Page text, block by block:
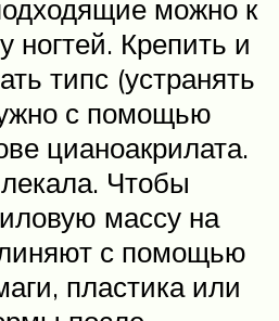
можно к
ногтей. Крепить и
типс (устранять
с помощью
цианоакрилата.
Чтобы
массу на
с помощью
пластика или